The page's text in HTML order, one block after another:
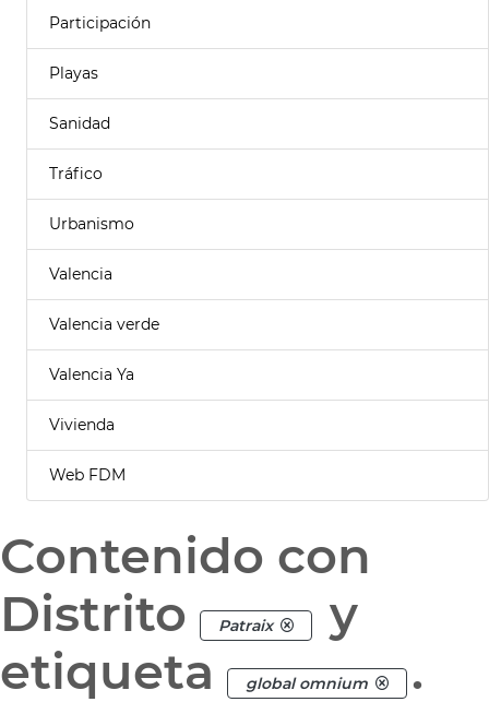
Participación
Playas
Sanidad
Tráfico
Urbanismo
Valencia
Valencia verde
Valencia Ya
Vivienda
Web FDM
Contenido con
Distrito
Patraix
y
etiqueta
global omnium .